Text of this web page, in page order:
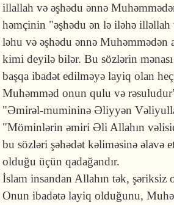
illallah və əşhədu ənnə
həmçinin "əşhədu ən lə iləhə illəllah
ləhu və əşhədu ənnə Muhəmmədən
kimi deyilə bilər. Bu sözlərin
başqa ibadət edilməyə layiq olan
Muhəmməd onun qulu və
"Əmirəl-mumininə Əliyyən
"Möminlərin əmiri Əli Allahın
bu sözləri şəhədət kəliməsinə əlavə
olduğu üçün qadağandır.
İslam insandan Allahın tək, şəriksiz
Onun ibadətə layiq olduğunu,